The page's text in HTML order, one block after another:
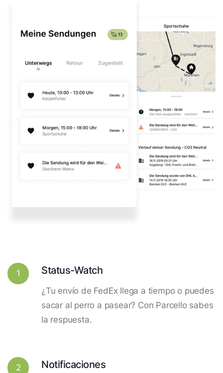
1 Status-Watch
¿Tu envío de FedEx llega a tiempo o puedes
sacar al perro a pasear? Con Parcello sabes
la respuesta.
2 Notificaciones